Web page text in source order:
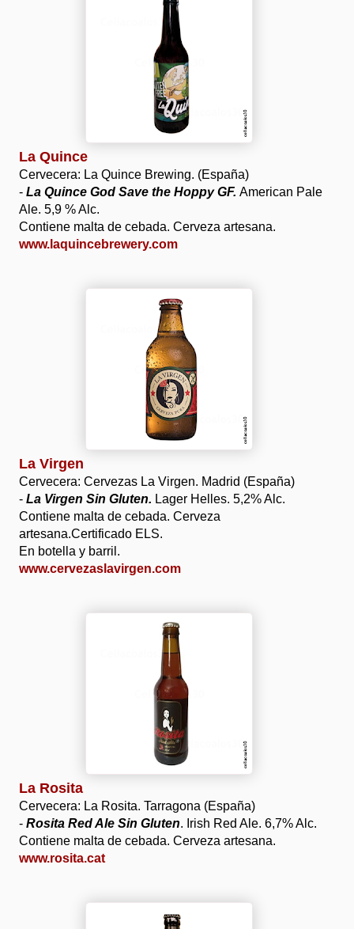
La Quince
Cervecera: La Quince Brewing. (España)
- La Quince God Save the Hoppy GF. American Pale
Ale. 5,9 % Alc.
Contiene malta de cebada. Cerveza artesana.
www.laquincebrewery.com
La Virgen
Cervecera: Cervezas La Virgen. Madrid (España)
- La Virgen Sin Gluten. Lager Helles. 5,2% Alc.
Contiene malta de cebada. Cerveza
artesana.Certificado ELS.
En botella y barril.
www.cervezaslavirgen.com
La Rosita
Cervecera: La Rosita. Tarragona (España)
- Rosita Red Ale Sin Gluten. Irish Red Ale. 6,7% Alc.
Contiene malta de cebada. Cerveza artesana.
www.rosita.cat